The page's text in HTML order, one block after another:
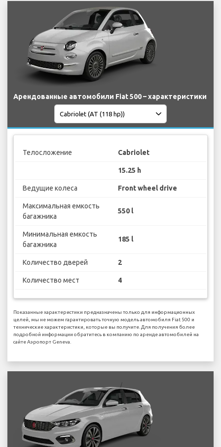
Арендованные автомобили Fiat 500 – характеристики
Телосложение Cabriolet
15.25 h
Ведущие колеса Front wheel drive
Максимальная емкость
багажника
550 l
Минимальная емкость
багажника
185 l
Количество дверей 2
Количество мест 4
Показанные характеристики предназначены только для информационных
целей, мы не можем гарантировать точную модель автомобиля Fiat 500 и
технические характеристики, которые вы получите. Для получения более
подробной информации обратитесь в компанию по аренде автомобилей на
сайте Аэропорт Geneva.